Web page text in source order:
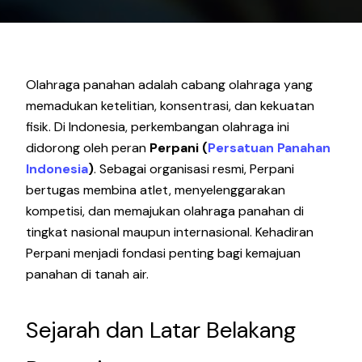
Olahraga panahan adalah cabang olahraga yang
memadukan ketelitian, konsentrasi, dan kekuatan
fisik. Di Indonesia, perkembangan olahraga ini
didorong oleh peran Perpani (Persatuan Panahan
Indonesia). Sebagai organisasi resmi, Perpani
bertugas membina atlet, menyelenggarakan
kompetisi, dan memajukan olahraga panahan di
tingkat nasional maupun internasional. Kehadiran
Perpani menjadi fondasi penting bagi kemajuan
panahan di tanah air.
Sejarah dan Latar Belakang